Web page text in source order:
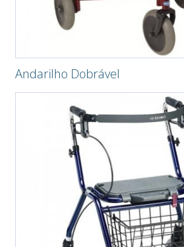
Andarilho Dobrável